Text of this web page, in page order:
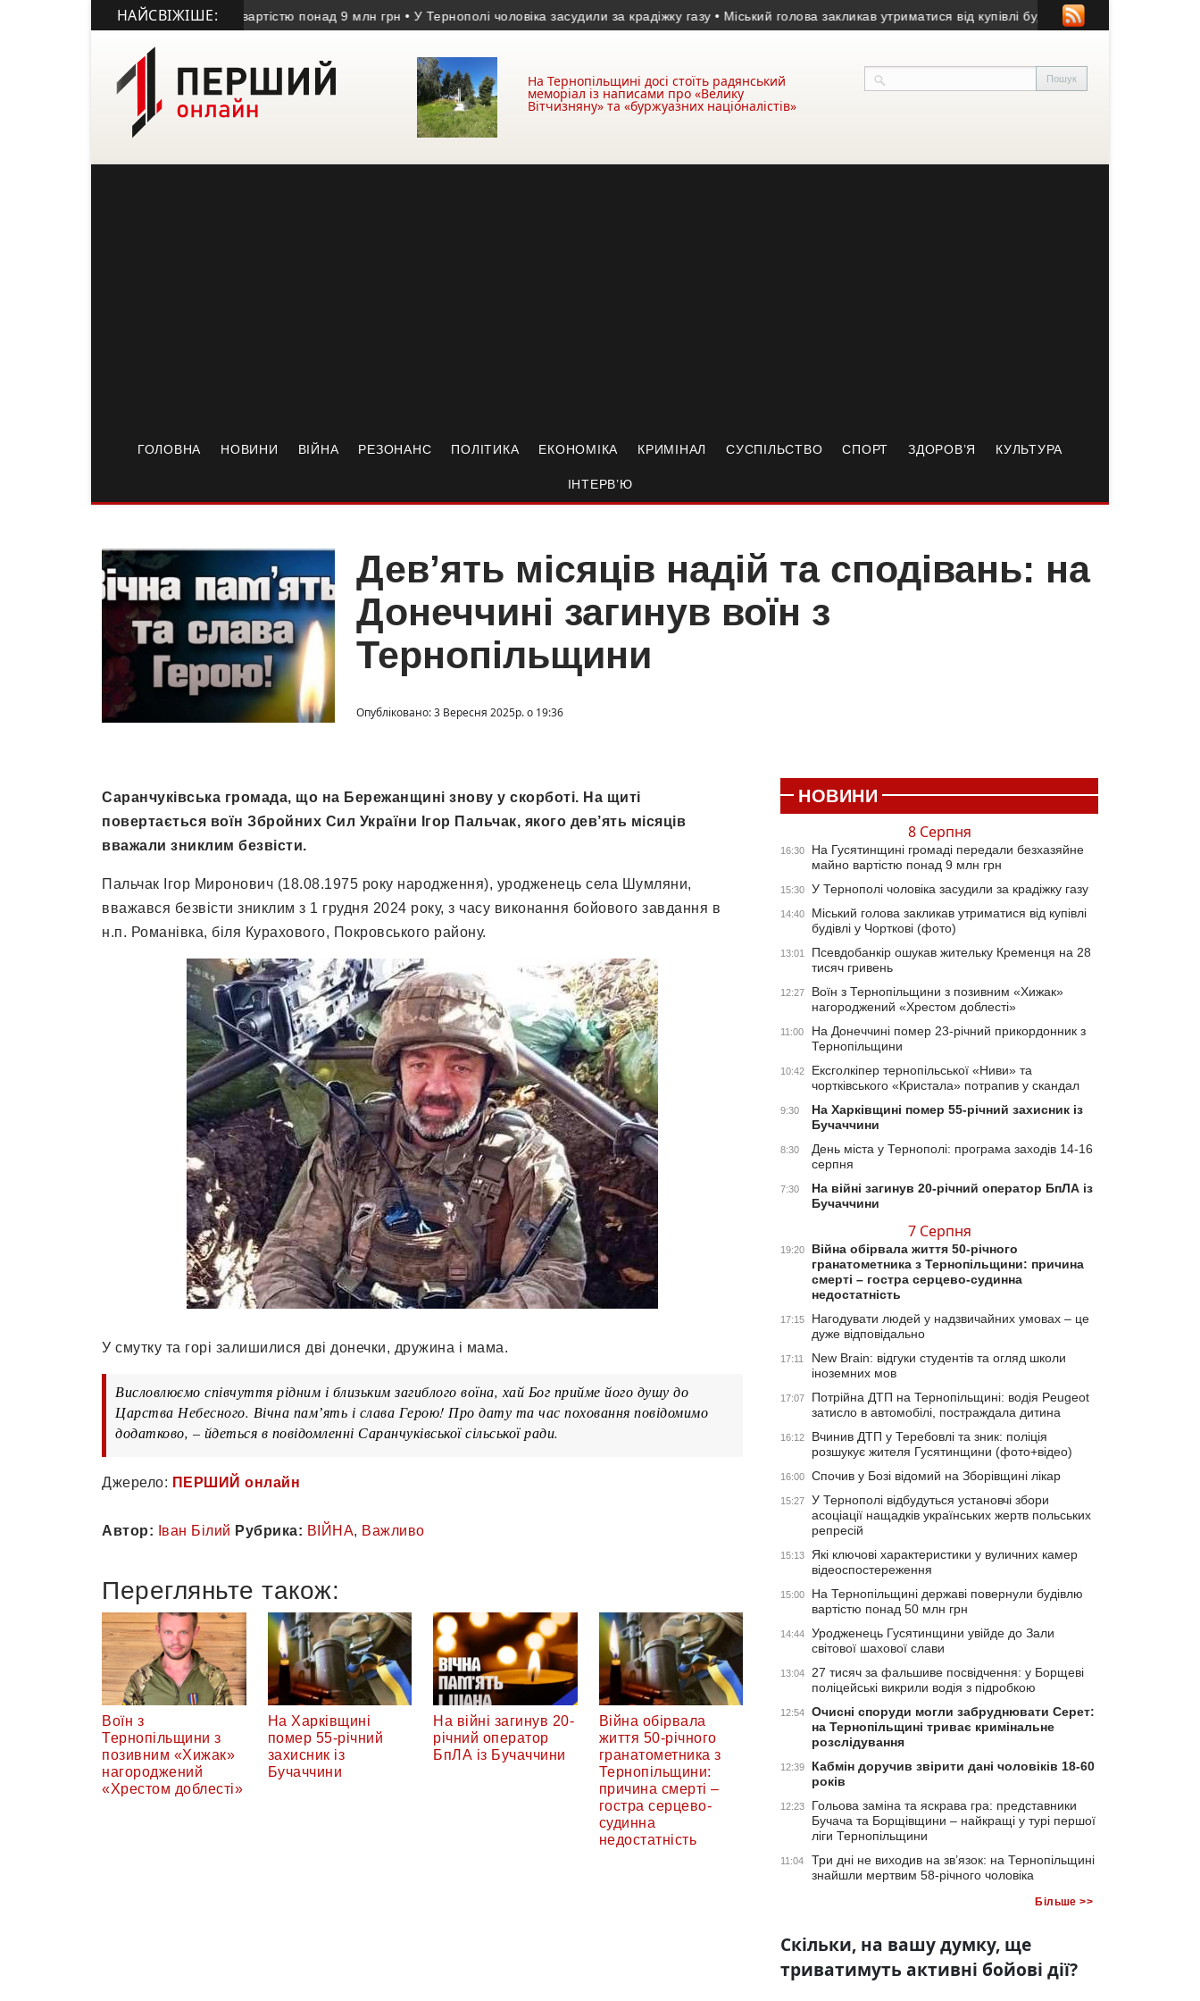
НАЙСВІЖІШЕ:
передали безхазяйне майно вартістю понад 9 млн грн • У Тернополі чоловіка засудили за крадіжку газу • Міський голова закликав утриматися від купівлі будівлі у Чорткові (фото)
На Тернопільщині досі стоїть радянський
меморіал із написами про «Велику
Вітчизняну» та «буржуазних націоналістів»
ГОЛОВНА НОВИНИ ВІЙНА РЕЗОНАНС ПОЛІТИКА ЕКОНОМІКА КРИМІНАЛ СУСПІЛЬСТВО СПОРТ ЗДОРОВ’Я КУЛЬТУРА
ІНТЕРВ’Ю
Дев’ять місяців надій та сподівань: на
Донеччині загинув воїн з
Тернопільщини
Опубліковано: 3 Вересня 2025р. о 19:36
Саранчуківська громада, що на Бережанщині знову у скорботі. На щиті
повертається воїн Збройних Сил України Ігор Пальчак, якого дев’ять місяців
вважали зниклим безвісти.
Пальчак Ігор Миронович (18.08.1975 року народження), уродженець села Шумляни,
вважався безвісти зниклим з 1 грудня 2024 року, з часу виконання бойового завдання в
н.п. Романівка, біля Курахового, Покровського району.
У смутку та горі залишилися дві донечки, дружина і мама.
Висловлюємо співчуття рідним і близьким загиблого воїна, хай Бог прийме його душу до
Царства Небесного. Вічна памʼять і слава Герою! Про дату та час поховання повідомимо
додатково, – йдеться в повідомленні Саранчуківської сільської ради.
Джерело: ПЕРШИЙ онлайн
Автор: Іван Білий Рубрика: ВІЙНА, Важливо
Перегляньте також:
Воїн з
Тернопільщини з
позивним «Хижак»
нагороджений
«Хрестом доблесті»
На Харківщині
помер 55-річний
захисник із
Бучаччини
На війні загинув 20-
річний оператор
БпЛА із Бучаччини
Війна обірвала
життя 50-річного
гранатометника з
Тернопільщини:
причина смерті –
гостра серцево-
судинна
недостатність
НОВИНИ
8 Серпня
16:30
На Гусятинщині громаді передали безхазяйне
майно вартістю понад 9 млн грн
15:30 У Тернополі чоловіка засудили за крадіжку газу
14:40
Міський голова закликав утриматися від купівлі
будівлі у Чорткові (фото)
13:01
Псевдобанкір ошукав жительку Кременця на 28
тисяч гривень
12:27
Воїн з Тернопільщини з позивним «Хижак»
нагороджений «Хрестом доблесті»
11:00
На Донеччині помер 23-річний прикордонник з
Тернопільщини
10:42
Ексголкіпер тернопільської «Ниви» та
чортківського «Кристала» потрапив у скандал
9:30
На Харківщині помер 55-річний захисник із
Бучаччини
8:30
День міста у Тернополі: програма заходів 14-16
серпня
7:30
На війні загинув 20-річний оператор БпЛА із
Бучаччини
7 Серпня
19:20
Війна обірвала життя 50-річного
гранатометника з Тернопільщини: причина
смерті – гостра серцево-судинна
недостатність
17:15
Нагодувати людей у надзвичайних умовах – це
дуже відповідально
17:11
New Brain: відгуки студентів та огляд школи
іноземних мов
17:07
Потрійна ДТП на Тернопільщині: водія Peugeot
затисло в автомобілі, постраждала дитина
16:12
Вчинив ДТП у Теребовлі та зник: поліція
розшукує жителя Гусятинщини (фото+відео)
16:00 Спочив у Бозі відомий на Зборівщині лікар
15:27
У Тернополі відбудуться установчі збори
асоціації нащадків українських жертв польських
репресій
15:13
Які ключові характеристики у вуличних камер
відеоспостереження
15:00
На Тернопільщині державі повернули будівлю
вартістю понад 50 млн грн
14:44
Уродженець Гусятинщини увійде до Зали
світової шахової слави
13:04
27 тисяч за фальшиве посвідчення: у Борщеві
поліцейські викрили водія з підробкою
12:54
Очисні споруди могли забруднювати Серет:
на Тернопільщині триває кримінальне
розслідування
12:39
Кабмін доручив звірити дані чоловіків 18-60
років
12:23
Гольова заміна та яскрава гра: представники
Бучача та Борщівщини – найкращі у турі першої
ліги Тернопільщини
11:04
Три дні не виходив на зв’язок: на Тернопільщині
знайшли мертвим 58-річного чоловіка
Більше >>
Скільки, на вашу думку, ще
триватимуть активні бойові дії?